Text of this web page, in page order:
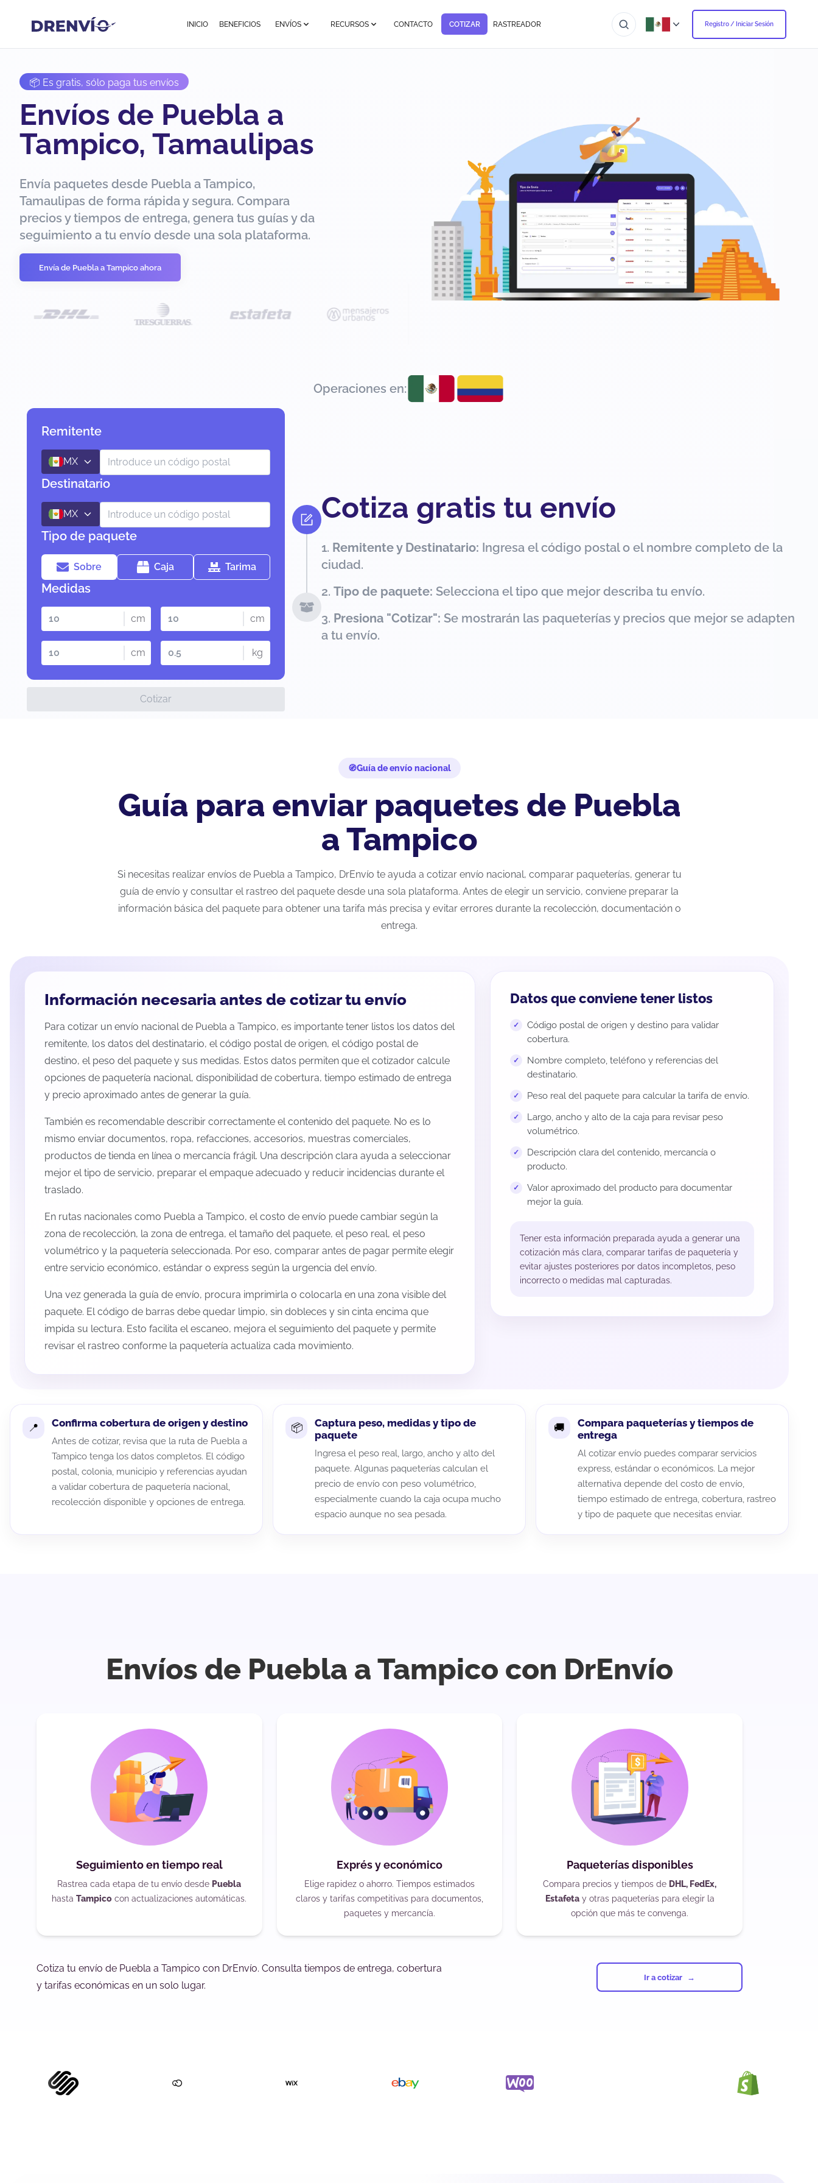
INICIO BENEFICIOS ENVÍOS RECURSOS CONTACTO COTIZAR RASTREADOR Registro / Iniciar Sesión
📦 Es gratis, sólo paga tus envíos
Envíos de Puebla a
Tampico, Tamaulipas
Envía paquetes desde Puebla a Tampico,
Tamaulipas de forma rápida y segura. Compara
precios y tiempos de entrega, genera tus guías y da
seguimiento a tu envío desde una sola plataforma.
Envía de Puebla a Tampico ahora
Operaciones en:
Remitente
MX
Destinatario
MX
Tipo de paquete
Sobre Caja Tarima
Medidas
cm cm
cm kg
Cotizar
Cotiza gratis tu envío
Remitente y Destinatario: Ingresa el código postal o el nombre completo de la
ciudad.
Tipo de paquete: Selecciona el tipo que mejor describa tu envío.
Presiona "Cotizar": Se mostrarán las paqueterías y precios que mejor se adapten
a tu envío.
Guía de envío nacional
Guía para enviar paquetes de Puebla
a Tampico
Si necesitas realizar envíos de Puebla a Tampico, DrEnvío te ayuda a cotizar envío nacional, comparar paqueterías, generar tu
guía de envío y consultar el rastreo del paquete desde una sola plataforma. Antes de elegir un servicio, conviene preparar la
información básica del paquete para obtener una tarifa más precisa y evitar errores durante la recolección, documentación o
entrega.
Información necesaria antes de cotizar tu envío
Para cotizar un envío nacional de Puebla a Tampico, es importante tener listos los datos del
remitente, los datos del destinatario, el código postal de origen, el código postal de
destino, el peso del paquete y sus medidas. Estos datos permiten que el cotizador calcule
opciones de paquetería nacional, disponibilidad de cobertura, tiempo estimado de entrega
y precio aproximado antes de generar la guía.
También es recomendable describir correctamente el contenido del paquete. No es lo
mismo enviar documentos, ropa, refacciones, accesorios, muestras comerciales,
productos de tienda en línea o mercancía frágil. Una descripción clara ayuda a seleccionar
mejor el tipo de servicio, preparar el empaque adecuado y reducir incidencias durante el
traslado.
En rutas nacionales como Puebla a Tampico, el costo de envío puede cambiar según la
zona de recolección, la zona de entrega, el tamaño del paquete, el peso real, el peso
volumétrico y la paquetería seleccionada. Por eso, comparar antes de pagar permite elegir
entre servicio económico, estándar o express según la urgencia del envío.
Una vez generada la guía de envío, procura imprimirla o colocarla en una zona visible del
paquete. El código de barras debe quedar limpio, sin dobleces y sin cinta encima que
impida su lectura. Esto facilita el escaneo, mejora el seguimiento del paquete y permite
revisar el rastreo conforme la paquetería actualiza cada movimiento.
Datos que conviene tener listos
Código postal de origen y destino para validar
cobertura.
Nombre completo, teléfono y referencias del
destinatario.
Peso real del paquete para calcular la tarifa de envío.
Largo, ancho y alto de la caja para revisar peso
volumétrico.
Descripción clara del contenido, mercancía o
producto.
Valor aproximado del producto para documentar
mejor la guía.
Tener esta información preparada ayuda a generar una
cotización más clara, comparar tarifas de paquetería y
evitar ajustes posteriores por datos incompletos, peso
incorrecto o medidas mal capturadas.
Confirma cobertura de origen y destino
Antes de cotizar, revisa que la ruta de Puebla a
Tampico tenga los datos completos. El código
postal, colonia, municipio y referencias ayudan
a validar cobertura de paquetería nacional,
recolección disponible y opciones de entrega.
Captura peso, medidas y tipo de
paquete
Ingresa el peso real, largo, ancho y alto del
paquete. Algunas paqueterías calculan el
precio de envío con peso volumétrico,
especialmente cuando la caja ocupa mucho
espacio aunque no sea pesada.
Compara paqueterías y tiempos de
entrega
Al cotizar envío puedes comparar servicios
express, estándar o económicos. La mejor
alternativa depende del costo de envío,
tiempo estimado de entrega, cobertura, rastreo
y tipo de paquete que necesitas enviar.
Envíos de Puebla a Tampico con DrEnvío
Seguimiento en tiempo real
Rastrea cada etapa de tu envío desde Puebla
hastaTampico con actualizaciones automáticas.
Exprés y económico
Elige rapidez o ahorro. Tiempos estimados
claros y tarifas competitivas para documentos,
paquetes y mercancía.
Paqueterías disponibles
Compara precios y tiempos de DHL, FedEx,
Estafetay otras paqueterías para elegir la
opción que más te convenga.
Cotiza tu envío de Puebla a Tampico con DrEnvío. Consulta tiempos de entrega, cobertura
y tarifas económicas en un solo lugar.
Ir a cotizar